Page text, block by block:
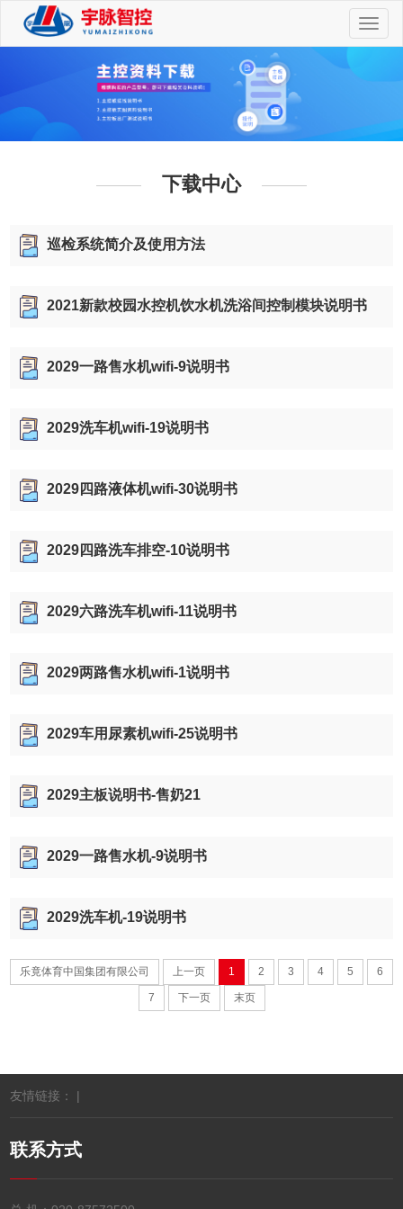
切
换
航
下载中心
巡检系统简介及使用方法
2021新款校园水控机饮水机洗浴间控制模块说明书
2029一路售水机wifi-9说明书
2029洗车机wifi-19说明书
2029四路液体机wifi-30说明书
2029四路洗车排空-10说明书
2029六路洗车机wifi-11说明书
2029两路售水机wifi-1说明书
2029车用尿素机wifi-25说明书
2029主板说明书-售奶21
2029一路售水机-9说明书
2029洗车机-19说明书
乐竟体育中国集团有限公司 上一页 1 2 3 4 5 6
7 下一页 末页
友情链接： |
联系方式